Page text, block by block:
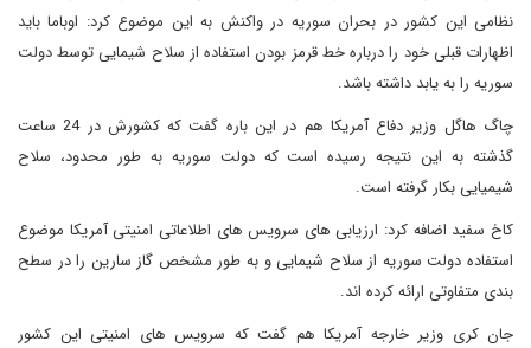
نظامی این کشور در بحران سوریه در واکنش به این موضوع کرد: اوباما باید
اظهارات قبلی خود را درباره خط قرمز بودن استفاده از سلاح شیمایی توسط دولت
سوریه را به یابد داشته باشد.
چاگ هاگل وزیر دفاع آمریکا هم در این باره گفت که کشورش در 24 ساعت
گذشته به این نتیجه رسیده است که دولت سوریه به طور محدود، سلاح
شیمیایی بکار گرفته است.
کاخ سفید اضافه کرد: ارزیابی های سرویس های اطلاعاتی امنیتی آمریکا موضوع
استفاده دولت سوریه از سلاح شیمایی و به طور مشخص گاز سارین را در سطح
بندی متفاوتی ارائه کرده اند.
جان کری وزیر خارجه آمریکا هم گفت که سرویس های امنیتی این کشور